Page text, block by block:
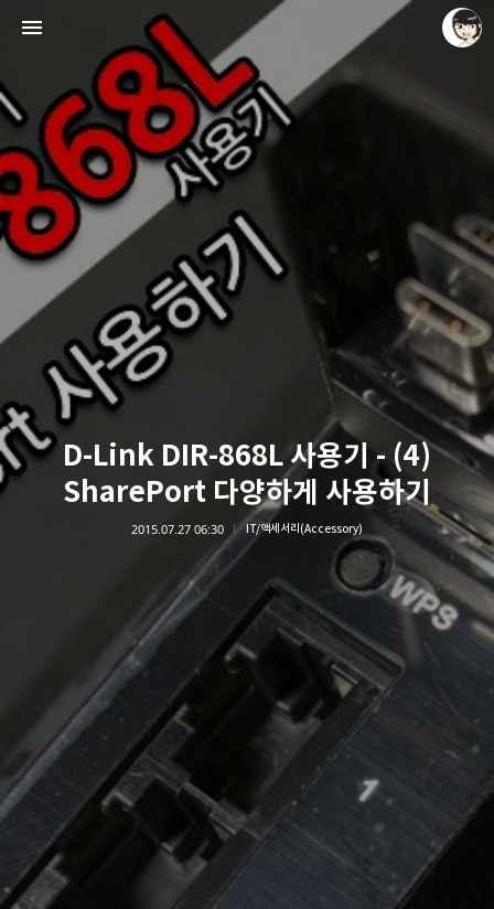
D-Link DIR-868L 사용기 - (4)
SharePort 다양하게 사용하기
2015.07.27 06:30 IT/액세서리(Accessory)
레이니아